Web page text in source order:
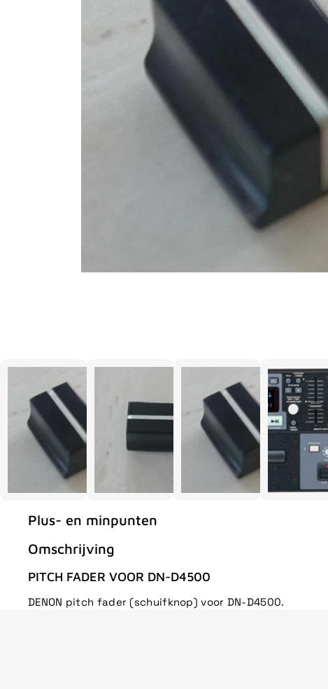
Plus- en minpunten
Omschrijving
PITCH FADER VOOR DN-D4500
DENON pitch fader (schuifknop) voor DN-D4500.